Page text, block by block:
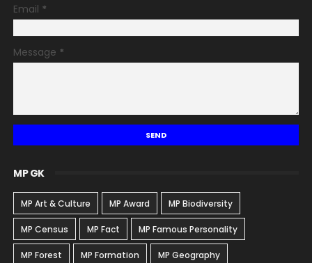
Email *
Message *
MP GK
MP Art & Culture MP Award MP Biodiversity
MP Census MP Fact MP Famous Personality
MP Forest MP Formation MP Geography